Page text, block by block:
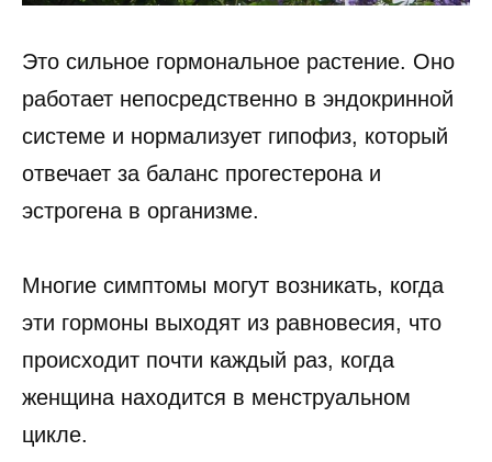
Это сильное гормональное растение. Оно
работает непосредственно в эндокринной
системе и нормализует гипофиз, который
отвечает за баланс прогестерона и
эстрогена в организме.
Многие симптомы могут возникать, когда
эти гормоны выходят из равновесия, что
происходит почти каждый раз, когда
женщина находится в менструальном
цикле.